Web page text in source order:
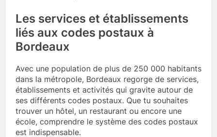
Les services et établissements
liés aux codes postaux à
Bordeaux
Avec une population de plus de 250 000 habitants
dans la métropole, Bordeaux regorge de services,
établissements et activités qui gravite autour de
ses différents codes postaux. Que tu souhaites
trouver un hôtel, un restaurant ou encore une
école, comprendre le système des codes postaux
est indispensable.